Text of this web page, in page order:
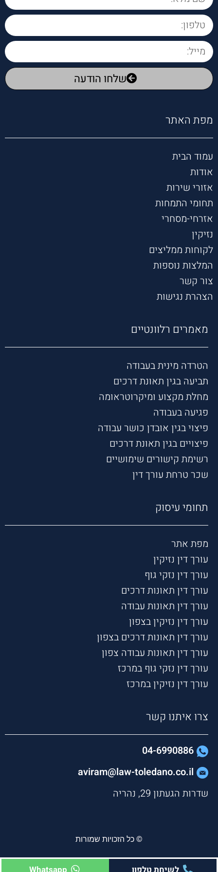
מלווה
ות
ות
איכפתי
קשבת
שלחו הודעה
מפת האתר
עמוד הבית
אודות
אזורי שירות
תחומי התמחות
אזרחי-מסחרי
נזיקין
לקוחות ממליצים
המלצות נוספות
צור קשר
הצהרת נגישות
מאמרים רלוונטיים
הטרדה מינית בעבודה
תביעה בגין תאונת דרכים
מחלת מקצוע ומיקרוטראומה
פגיעה בעבודה
פיצוי בגין אובדן כושר עבודה
פיצויים בגין תאונת דרכים
רשימת קישורים שימושיים
שכר טרחת עורך דין
תחומי עיסוק
מפת אתר
עורך דין נזיקין
עורך דין נזקי גוף
עורך דין תאונות דרכים
עורך דין תאונות עבודה
עורך דין נזיקין בצפון
עורך דין תאונות דרכים בצפון
עורך דין תאונות עבודה צפון
עורך דין נזקי גוף במרכז
עורך דין נזיקין במרכז
צרו איתנו קשר
04-6990886
aviram@law-toledano.co.il
שדרות הגעתון 29, נהריה
© כל הזכויות שמורות